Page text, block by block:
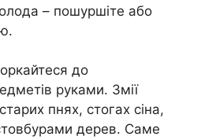
– пошуршіте або
до
руками. Змії
пнях, стогах сіна,
дерев. Саме